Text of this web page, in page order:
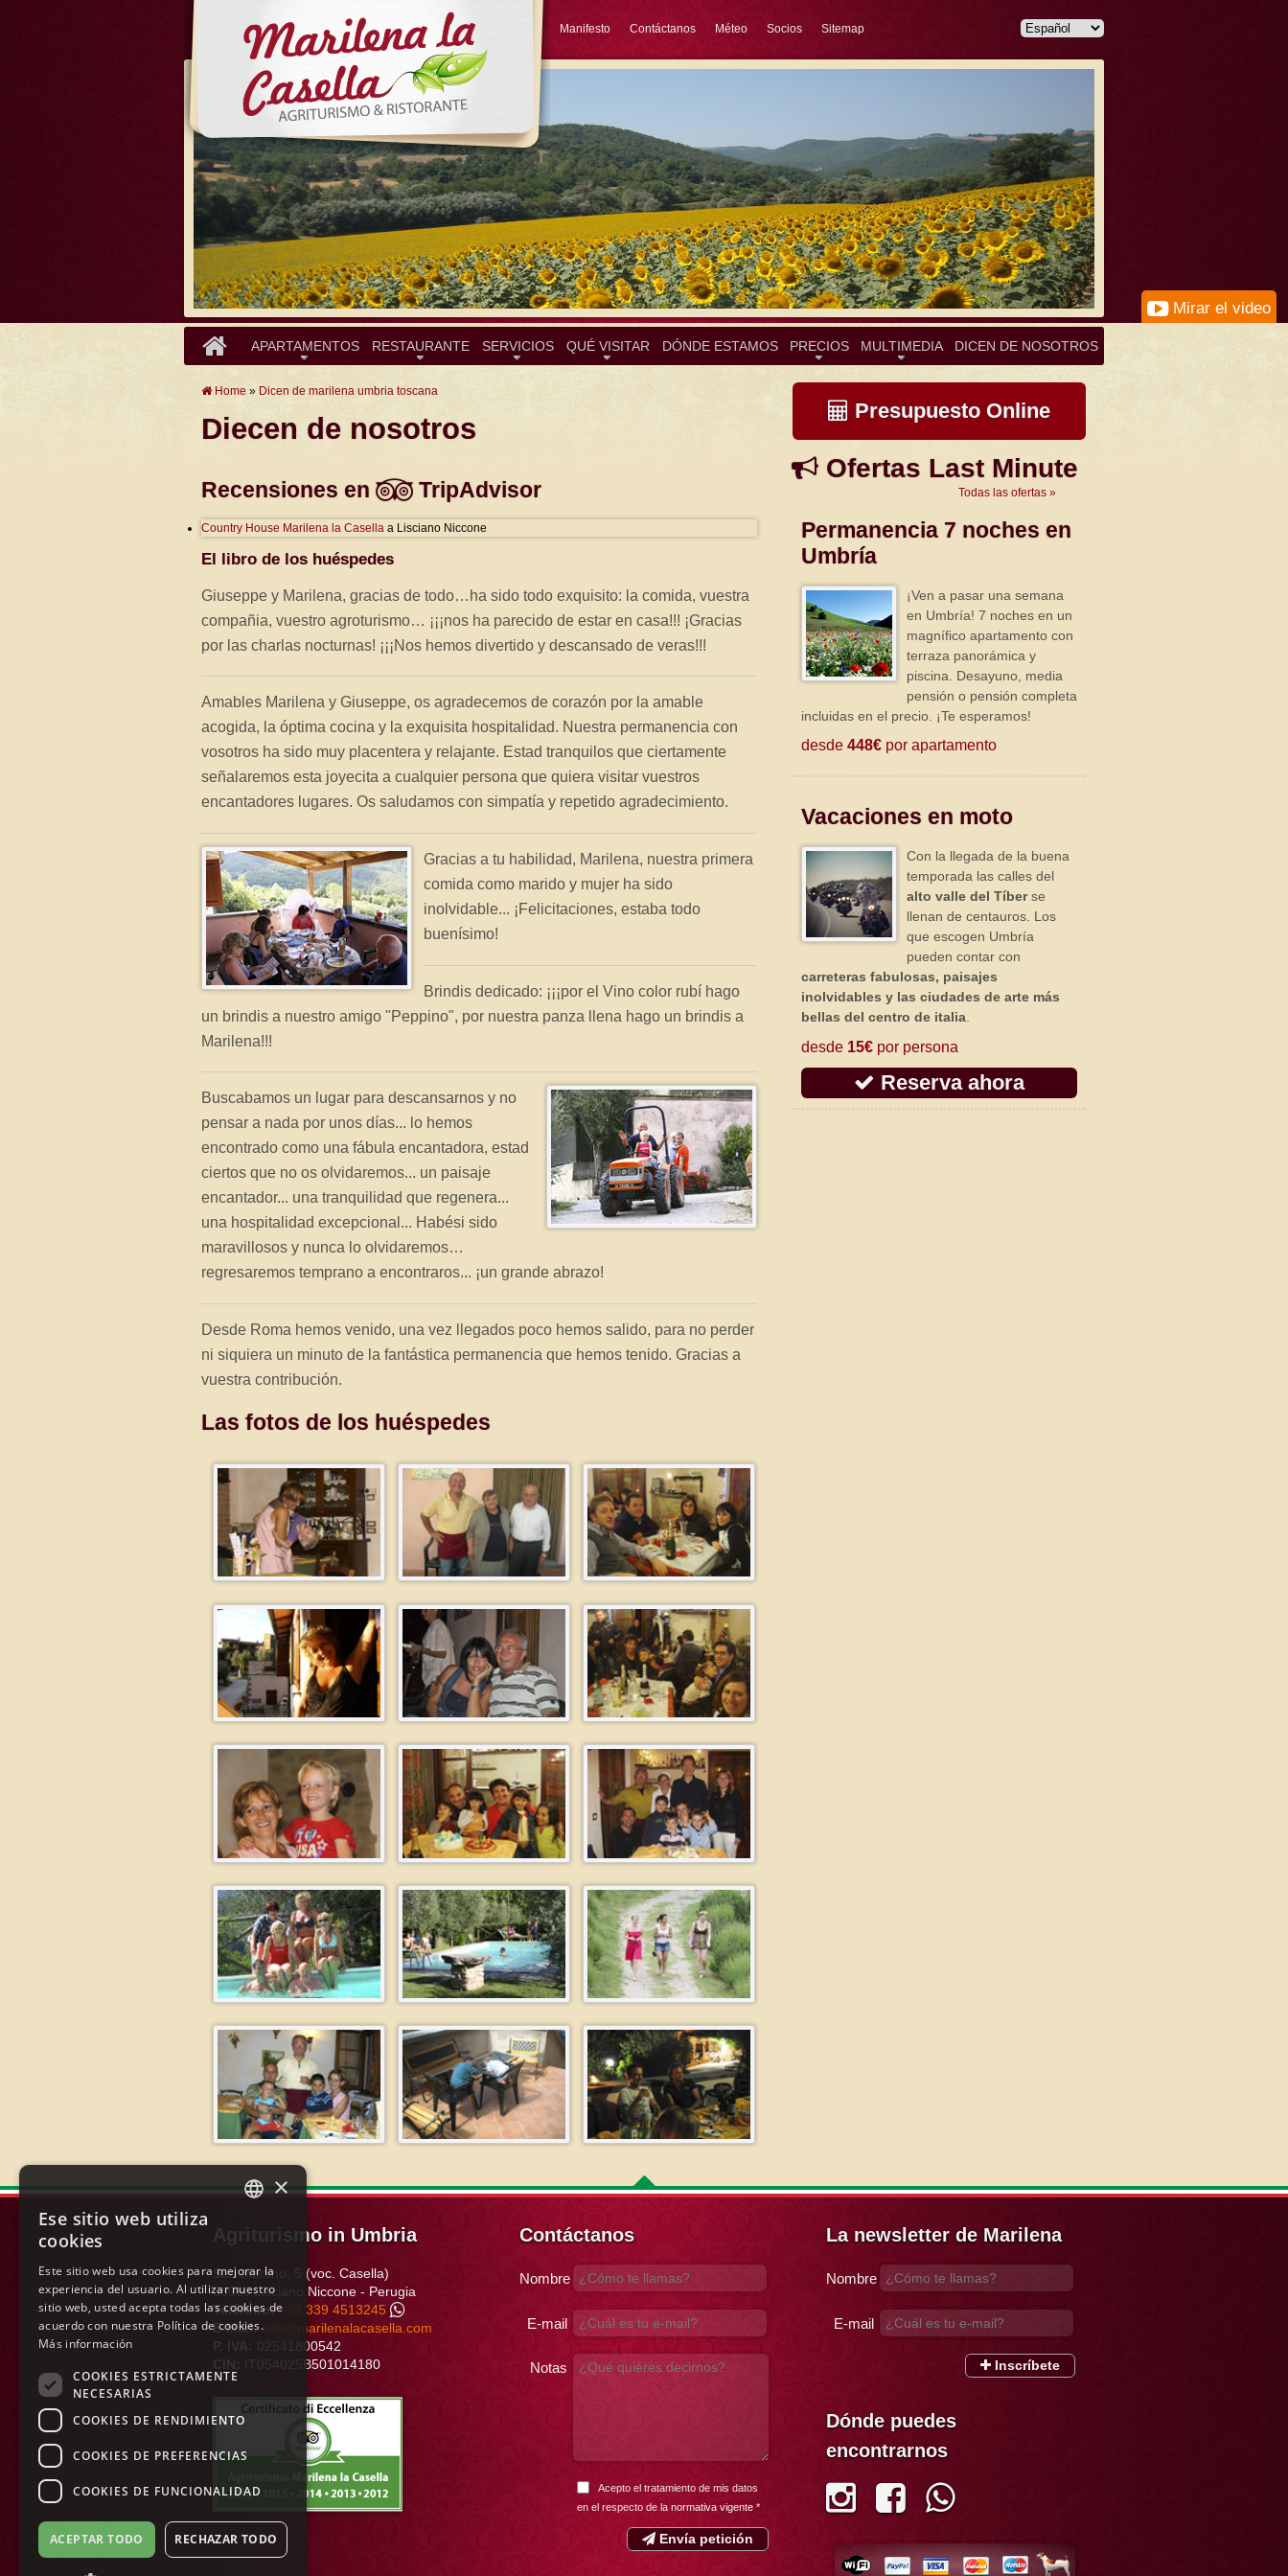
Manifesto Contáctanos Méteo Socios Sitemap
Mirar el video
APARTAMENTOS RESTAURANTE SERVICIOS QUÉ VISITAR DÓNDE ESTAMOS PRECIOS MULTIMEDIA DICEN DE NOSOTROS
Home » Dicen de marilena umbria toscana
Diecen de nosotros
Recensiones en TripAdvisor
Country House Marilena la Casella a Lisciano Niccone
El libro de los huéspedes
Giuseppe y Marilena, gracias de todo…ha sido todo exquisito: la comida, vuestra
compañia, vuestro agroturismo… ¡¡¡nos ha parecido de estar en casa!!! ¡Gracias
por las charlas nocturnas! ¡¡¡Nos hemos divertido y descansado de veras!!!
Amables Marilena y Giuseppe, os agradecemos de corazón por la amable
acogida, la óptima cocina y la exquisita hospitalidad. Nuestra permanencia con
vosotros ha sido muy placentera y relajante. Estad tranquilos que ciertamente
señalaremos esta joyecita a cualquier persona que quiera visitar vuestros
encantadores lugares. Os saludamos con simpatía y repetido agradecimiento.
Gracias a tu habilidad, Marilena, nuestra primera
comida como marido y mujer ha sido
inolvidable... ¡Felicitaciones, estaba todo
buenísimo!
Brindis dedicado: ¡¡¡por el Vino color rubí hago
un brindis a nuestro amigo "Peppino", por nuestra panza llena hago un brindis a
Marilena!!!
Buscabamos un lugar para descansarnos y no
pensar a nada por unos días... lo hemos
encontrado como una fábula encantadora, estad
ciertos que no os olvidaremos... un paisaje
encantador... una tranquilidad que regenera...
una hospitalidad excepcional... Habési sido
maravillosos y nunca lo olvidaremos…
regresaremos temprano a encontraros... ¡un grande abrazo!
Desde Roma hemos venido, una vez llegados poco hemos salido, para no perder
ni siquiera un minuto de la fantástica permanencia que hemos tenido. Gracias a
vuestra contribución.
Las fotos de los huéspedes
Presupuesto Online
Ofertas Last Minute
Todas las ofertas »
Permanencia 7 noches en
Umbría
¡Ven a pasar una semana
en Umbría! 7 noches en un
magnífico apartamento con
terraza panorámica y
piscina. Desayuno, media
pensión o pensión completa
incluidas en el precio. ¡Te esperamos!
desde 448€ por apartamento
Vacaciones en moto
Con la llegada de la buena
temporada las calles del
alto valle del Tíberse
llenan de centauros. Los
que escogen Umbría
pueden contar con
carreteras fabulosas, paisajes
inolvidables y las ciudades de arte más
bellas del centro de italia.
desde 15€ por persona
Reserva ahora
Agriturismo in Umbria
San Martino, 5 (voc. Casella)
06060Lisciano Niccone - Perugia
Teléfono:+39 339 4513245
E-Mail: info@marilenalacasella.com
P. IVA: 02541800542
CIN:
IT054025B501014180
Contáctanos
Nombre
E-mail
Notas
Acepto el tratamiento de mis datos
en el respecto de la normativa vigente *
Envía petición
La newsletter de Marilena
Nombre
E-mail
Inscríbete
Dónde puedes
encontrarnos
ITALIAN
FRENCH
GERMAN
SPANISH
×
Ese sitio web utiliza
cookies
Este sitio web usa cookies para mejorar la
experiencia del usuario. Al utilizar nuestro
sitio web, usted acepta todas las cookies de
acuerdo con nuestra Política de cookies.
Más información
COOKIES ESTRICTAMENTE
NECESARIAS
COOKIES DE RENDIMIENTO
COOKIES DE PREFERENCIAS
COOKIES DE FUNCIONALIDAD
ACEPTAR TODO RECHAZAR TODO